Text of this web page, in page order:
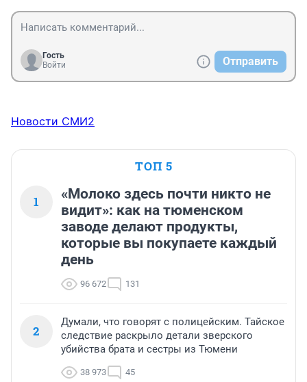
Гость
Войти
Отправить
Новости СМИ2
ТОП 5
1
«Молоко здесь почти никто не
видит»: как на тюменском
заводе делают продукты,
которые вы покупаете каждый
день
96 672 131
2
Думали, что говорят с полицейским. Тайское
следствие раскрыло детали зверского
убийства брата и сестры из Тюмени
38 973 45